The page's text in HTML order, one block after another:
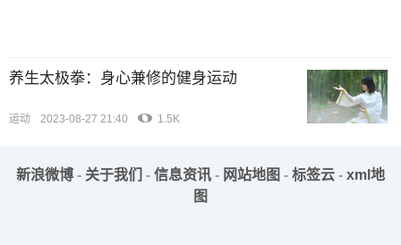
养生太极拳：身心兼修的健身运动
运动 2023-08-27 21:40 1.5K
新浪微博 - 关于我们 - 信息资讯 - 网站地图 - 标签云 - xml地
图